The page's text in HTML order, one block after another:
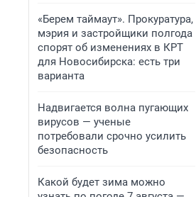
«Берем таймаут». Прокуратура,
мэрия и застройщики полгода
спорят об изменениях в КРТ
для Новосибирска: есть три
варианта
Надвигается волна пугающих
вирусов — ученые
потребовали срочно усилить
безопасность
Какой будет зима можно